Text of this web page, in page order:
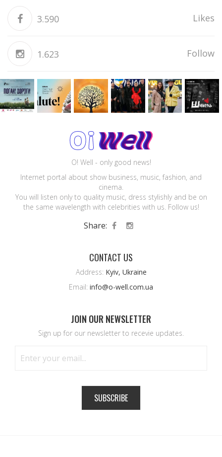
3.590 Likes
1.623 Follow
O! Well - only good news!
Internet portal about show business, music, fashion, and
cinema.
You will listen only to quality music, dress stylishly and be on
the same wavelength with celebrities with us. Follow us!
Share:
CONTACT US
Address: Kyiv, Ukraine
Email: info@o-well.com.ua
JOIN OUR NEWSLETTER
Sign up for our newsletter to recevie updates.
SUBSCRIBE